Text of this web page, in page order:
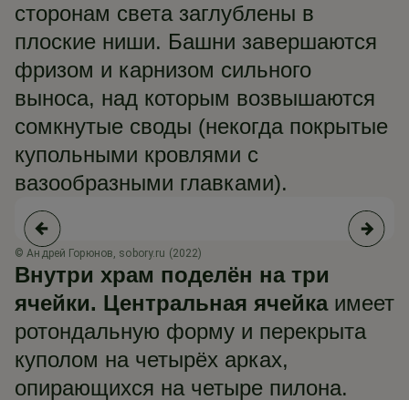
сторонам света заглублены в
плоские ниши. Башни завершаются
фризом и карнизом сильного
выноса, над которым возвышаются
сомкнутые своды (некогда покрытые
купольными кровлями с
вазообразными главками).
© Андрей Горюнов, sobory.ru (2022)
Внутри храм поделён на три
ячейки. Центральная ячейкаимеет
ротондальную форму и перекрыта
куполом на четырёх арках,
опирающихся на четыре пилона.